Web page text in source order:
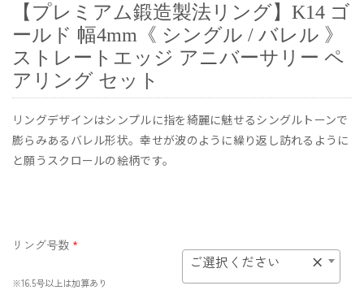
【プレミアム鍛造製法リング】K14 ゴ
ールド 幅4mm《 シングル / バレル 》
ストレートエッジ アニバーサリー ペ
アリング セット
リングデザインはシンプルに指を綺麗に魅せるシングルトーンで
膨らみあるバレル形状。幸せが波のように繰り返し訪れるように
と願うスクロールの絵柄です。
リング号数 *
※16.5号以上は加算あり
×
ご選択ください